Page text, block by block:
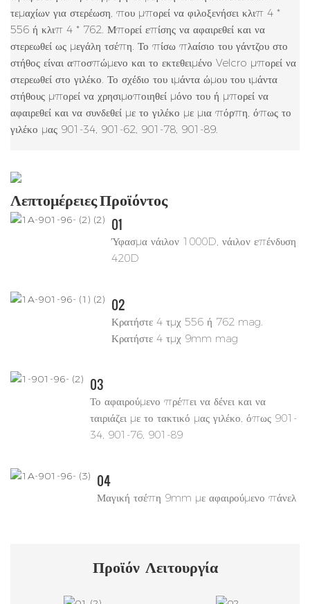
τεμαχίων για στερέωση, που μπορεί να φιλοξενήσει κλιπ 4 *
556 ή κλιπ 4 * 762. Μπορεί επίσης να αφαιρεθεί και να
στερεωθεί ως μεγάλη τσέπη. Το πίσω πλαίσιο του γάντζου στο
στήθος είναι αποσπώμενο και το εκτεθειμένο Velcro μπορεί να
στερεωθεί στο γιλέκο. Το σχέδιο του ιμάντα ώμου του ιμάντα
στήθους μπορεί να χρησιμοποιηθεί μόνο του ή μπορεί να
αφαιρεθεί και να συνδεθεί με το γιλέκο με μια πόρπη, όπως το
γιλέκο μας 901-34, 901-62, 901-78, 901-89.
Λεπτομέρειες Προϊόντος
01
Ύφασμα νάιλον 1000D, νάιλον επένδυση
420D
02
Κρατήστε 4 τμχ 556 ή 762 mag.
Κρατήστε 4 τμχ 9mm mag
03
Το αφαιρούμενο πρέπει να δένει και να
ταιριάζει με το τακτικό μας γιλέκο, όπως 901-
34, 901-76, 901-89
04
Μαγική τσέπη 9mm με αφαιρούμενο πάνελ
Προϊόν Λειτουργία